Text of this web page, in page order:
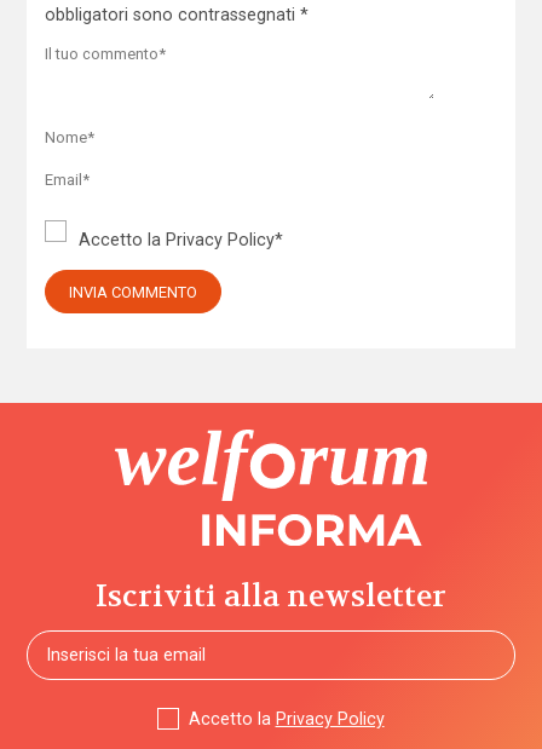
obbligatori sono contrassegnati *
Accetto laPrivacy Policy*
Iscriviti alla newsletter
Accetto la Privacy Policy